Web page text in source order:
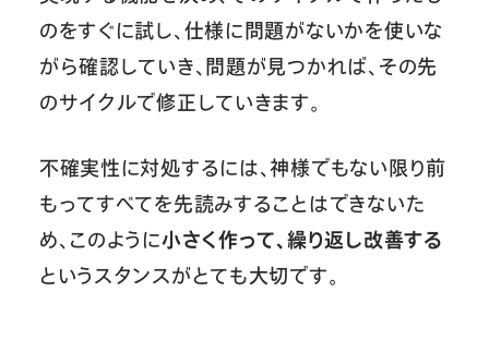
のをすぐに試し、仕様に問題がないかを使いな
がら確認していき、問題が見つかれば、その先
のサイクルで修正していきます。
不確実性に対処するには、神様でもない限り前
もってすべてを先読みすることはできないた
め、このように小さく作って、繰り返し改善する
というスタンスがとても大切です。